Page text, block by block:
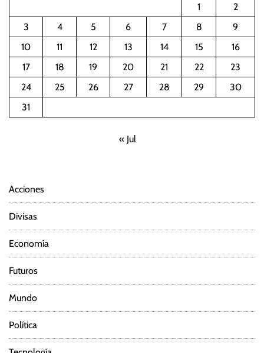
1
2
3
4 5 6 7 8
9
10
11 12 13 14 15
16
17
18 19 20 21 22
23
24
25 26 27 28 29
30
31
« Jul
Acciones
Divisas
Economía
Futuros
Mundo
Política